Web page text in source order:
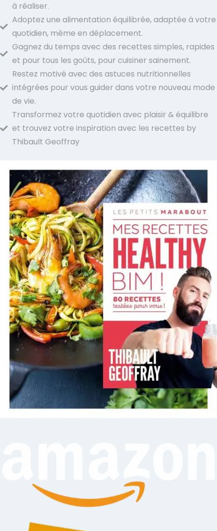
à réaliser.
Adoptez une alimentation équilibrée,adaptée à votre
quotidien, même en déplacement.
Gagnez du temps avec des recettes simples, rapides
et pour tous les goûts, pour cuisiner sainement.
Restez motivé avec des astuces nutritionnelles
intégrées pour vous guider dans votre nouveau mode
de vie.
Transformez votre quotidien avec plaisir & équilibre
et trouvez votre inspiration avec les recettes by
Thibault Geoffray